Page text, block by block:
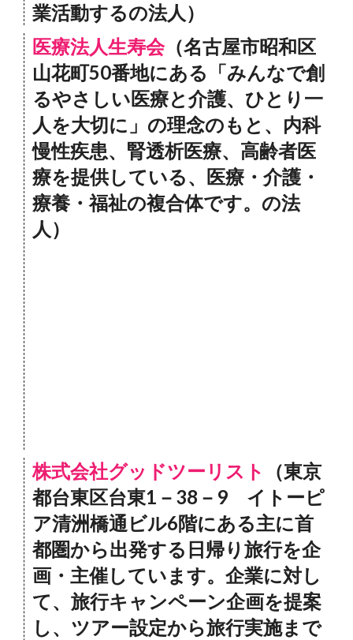
業活動するの法人）
医療法人生寿会（名古屋市昭和区
山花町50番地にある「みんなで創
るやさしい医療と介護、ひとり一
人を大切に」の理念のもと、内科
慢性疾患、腎透析医療、高齢者医
療を提供している、医療・介護・
療養・福祉の複合体です。の法
人）
株式会社グッドツーリスト
（東京
都台東区台東1－38－9 イトーピ
ア清洲橋通ビル6階にある主に首
都圏から出発する日帰り旅行を企
画・主催しています。企業に対し
て、旅行キャンペーン企画を提案
し、ツアー設定から旅行実施まで